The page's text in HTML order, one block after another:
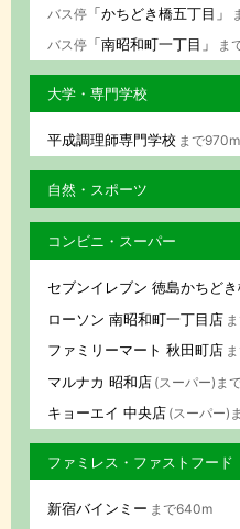
バス停「かちどき橋五丁目」
バス停「南昭和町一丁目」 ま
大学・専門学校
平成調理師専門学校 まで970m
自然・スポーツ
コンビニ・スーパー
セブンイレブン 徳島かちど
ローソン 南昭和町一丁目店
ファミリーマート 秋田町店
マルナカ 昭和店 (スーパー)ま
キョーエイ 中央店 (スーパー)
ファミレス・ファストフード
新宿バインミー まで640m